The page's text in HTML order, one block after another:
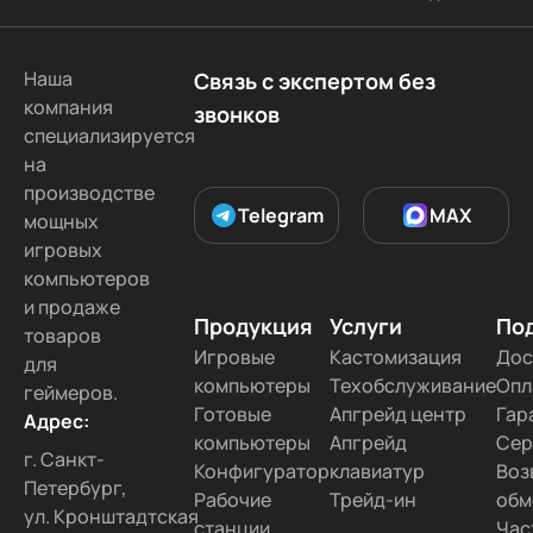
Наша
компания
специализируется
на
производстве
мощных
игровых
компьютеров
и продаже
товаров
для
геймеров.
Адрес:
г. Санкт-
Петербург,
ул. Кронштадтская
Связь с экспертом без
звонков
Telegram MAX
Продукция
Игровые
компьютеры
Готовые
компьютеры
Конфигуратор
Рабочие
Услуги
Кастомизация
Техобслуживание
Апгрейд центр
Апгрейд
клавиатур
Трейд-ин